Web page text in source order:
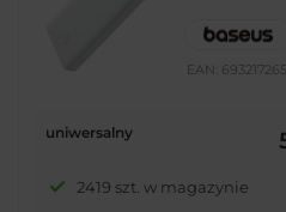
EAN:
uniwersalny
2419 szt. w magazynie